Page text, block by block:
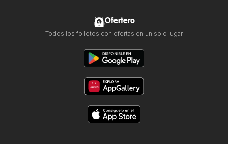
Ofertero
Todos los folletos con ofertas en un solo lugar